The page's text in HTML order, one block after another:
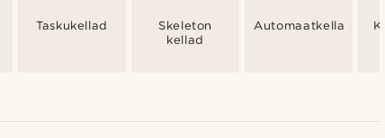
Taskukellad
Skeleton
kellad
Automaatkellad